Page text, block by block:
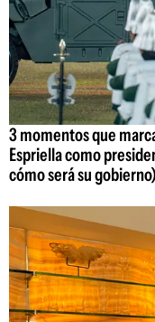
3 momentos que
Espriella como
cómo será su gobierno)